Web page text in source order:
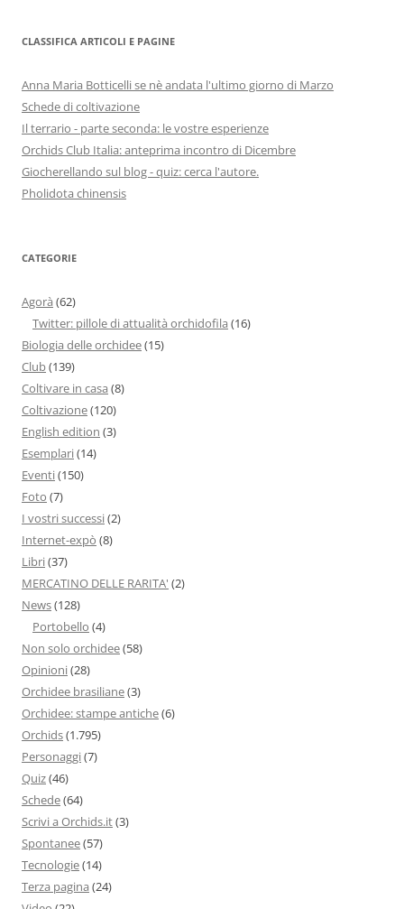
CLASSIFICA ARTICOLI E PAGINE
Anna Maria Botticelli se nè andata l'ultimo giorno di Marzo
Schede di coltivazione
Il terrario - parte seconda: le vostre esperienze
Orchids Club Italia: anteprima incontro di Dicembre
Giocherellando sul blog - quiz: cerca l'autore.
Pholidota chinensis
CATEGORIE
Agorà (62)
Twitter: pillole di attualità orchidofila (16)
Biologia delle orchidee(15)
Club(139)
Coltivare in casa (8)
Coltivazione(120)
English edition (3)
Esemplari(14)
Eventi(150)
Foto (7)
I vostri successi(2)
Internet-expò (8)
Libri(37)
MERCATINO DELLE RARITA' (2)
News(128)
Portobello (4)
Non solo orchidee(58)
Opinioni(28)
Orchidee brasiliane(3)
Orchidee: stampe antiche(6)
Orchids(1.795)
Personaggi(7)
Quiz(46)
Schede(64)
Scrivi a Orchids.it(3)
Spontanee(57)
Tecnologie(14)
Terza pagina (24)